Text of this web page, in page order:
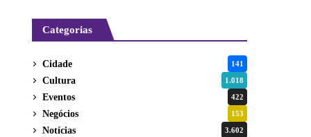
Categorias
Cidade 141
Cultura 1.018
Eventos 422
Negócios 153
Notícias 3.602